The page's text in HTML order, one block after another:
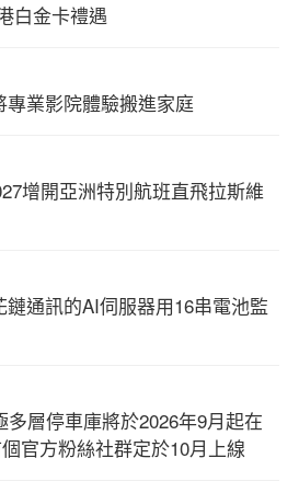
白金卡禮遇
專業影院體驗搬進家庭
增開亞洲特別航班直飛拉斯維
通訊的AI伺服器用16串電池監
層停車庫將於2026年9月起在
官方粉絲社群定於10月上線